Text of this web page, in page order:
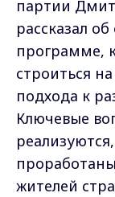
партии
рассказал
программе,
строиться
подхода к
Ключевые
жителей